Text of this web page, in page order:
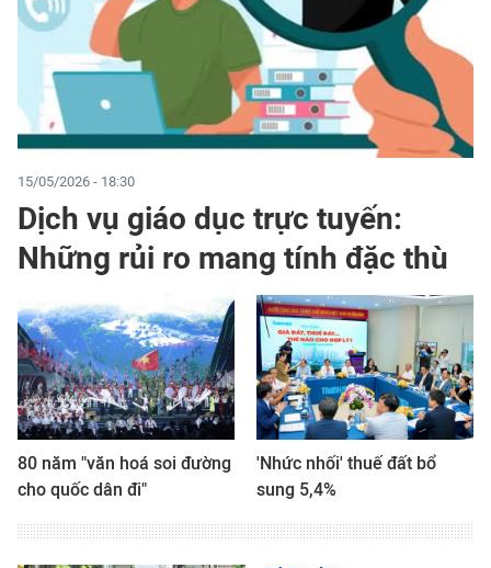
15/05/2026 - 18:30
Dịch vụ giáo dục trực tuyến:
Những rủi ro mang tính đặc thù
80 năm "văn hoá soi đường
cho quốc dân đi"
'Nhức nhối' thuế đất bổ
sung 5,4%